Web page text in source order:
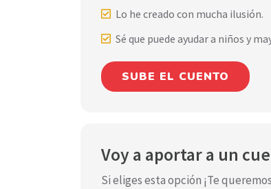
Lo he creado con mucha ilusión.
Sé que puede ayudar a niños y
SUBE EL CUENTO
Voy a aportar a un
Si eliges esta opción ¡Te